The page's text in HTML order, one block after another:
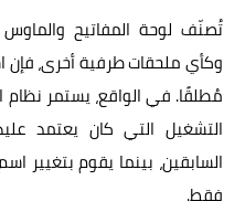
تُصنّف لوحة المفاتيح
وكأي ملحقات طرفية أخرى، فإن
مُطلقًا. في الواقع، يستمر
التشغيل التي كان يعتمد
السابقين، بينما يقوم بتغيير
فقط.